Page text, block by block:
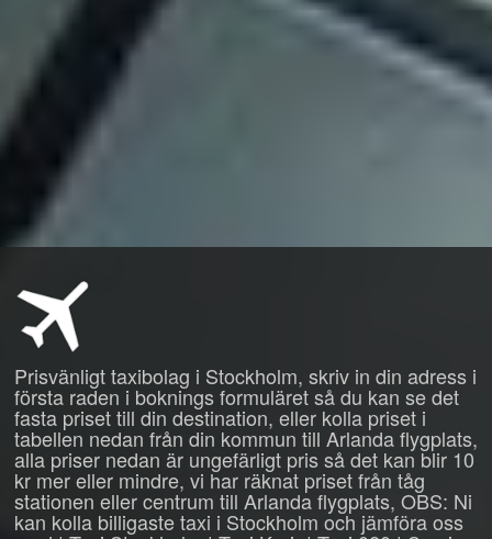
Prisvänligt taxibolag i Stockholm, skriv in din adress i
första raden i boknings formuläret så du kan se det
fasta priset till din destination, eller kolla priset i
tabellen nedan från din kommun till Arlanda flygplats,
alla priser nedan är ungefärligt pris så det kan blir 10
kr mer eller mindre, vi har räknat priset från tåg
stationen eller centrum till Arlanda flygplats, OBS: Ni
kan kolla billigaste taxi i Stockholm och jämföra oss